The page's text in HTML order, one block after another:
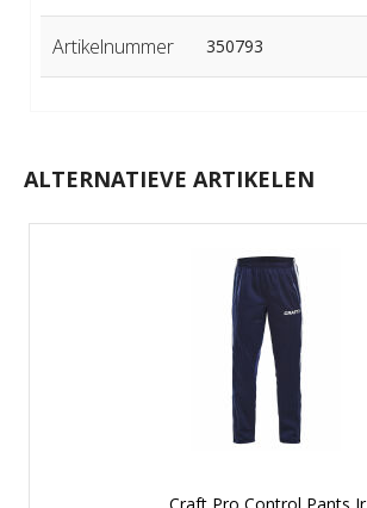
Artikelnummer 350793
ALTERNATIEVE ARTIKELEN